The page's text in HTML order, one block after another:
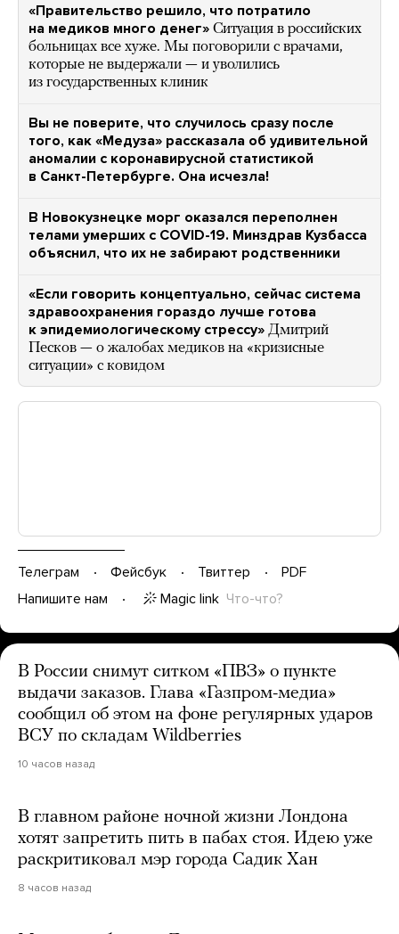
«Правительство решило, что потратило
на медиков много денег» Ситуация в российских
больницах все хуже. Мы поговорили с врачами,
которые не выдержали — и уволились
из государственных клиник
Вы не поверите, что случилось сразу после
того, как «Медуза» рассказала об удивительной
аномалии с коронавирусной статистикой
в Санкт-Петербурге. Она исчезла!
В Новокузнецке морг оказался переполнен
телами умерших с СOVID-19. Минздрав Кузбасса
объяснил, что их не забирают родственники
«Если говорить концептуально, сейчас система
здравоохранения гораздо лучше готова
к эпидемиологическому стрессу» Дмитрий
Песков — о жалобах медиков на «кризисные
ситуации» с ковидом
Телеграм Фейсбук Твиттер
PDF
Напишите нам
Magic link Что-что?
В России снимут ситком «ПВЗ» о пункте
выдачи заказов. Глава «Газпром-медиа»
сообщил об этом на фоне регулярных ударов
ВСУ по складам Wildberries
10 часов назад
В главном районе ночной жизни Лондона
хотят запретить пить в пабах стоя. Идею уже
раскритиковал мэр города Садик Хан
8 часов назад